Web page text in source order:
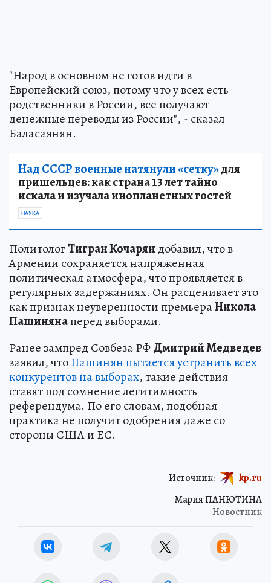
"Народ в основном не готов идти в
Европейский союз, потому что у всех есть
родственники в России, все получают
денежные переводы из России", - сказал
Баласаянян.
Над СССР военные натянули «сетку»для
пришельцев: как страна 13 лет тайно
искала и изучала инопланетных гостей
НАУКА
ПолитологТигран Кочарян добавил, что в
Армении сохраняется напряженная
политическая атмосфера, что проявляется в
регулярных задержаниях. Он расценивает это
как признак неуверенности премьераНикола
Пашинянаперед выборами.
Ранее зампред Совбеза РФДмитрий Медведев
заявил, чтоПашинян пытается устранить всех
конкурентов на выборах, такие действия
ставят под сомнение легитимность
референдума. По его словам, подобная
практика не получит одобрения даже со
стороны США и ЕС.
Мария ПАНЮТИНА
Новостник
Источник: kp.ru